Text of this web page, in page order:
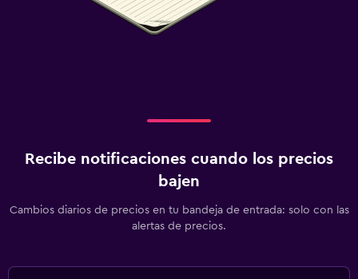
Recibe notificaciones cuando los precios
bajen
Cambios diarios de precios en tu bandeja de entrada: solo con las
alertas de precios.